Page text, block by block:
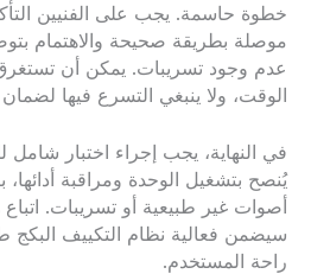
خطوة حاسمة. يجب على الفنيين
موصلة بطريقة صحيحة والاهتمام
عدم وجود تسريبات. يمكن أن
الوقت، ولا ينبغي التسرع فيها
في النهاية، يجب إجراء اختبار شامل
يُنصح بتشغيل الوحدة ومراقبة
أصوات غير طبيعية أو تسريبات.
سيضمن فعالية نظام التكييف البكج
راحة المستخدم.